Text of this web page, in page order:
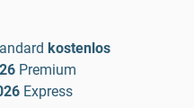
kostenlos
Premium
Express